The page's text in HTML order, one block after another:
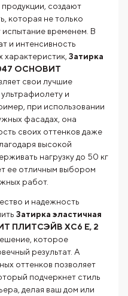
создают
которая не только
испытание временем. В
и интенсивность
Затирка
ОСНОВИТ
свои лучшие
и
при использовании
фасадах, она
своих оттенков даже
высокой
нагрузку до 50 кг
ее отличным выбором
работ.
и надежность
Затирка эластичная
ПЛИТСЭЙВ XC6 Е, 2
которое
результат. А
оттенков позволяет
подчеркнет стиль
делая ваш дом или